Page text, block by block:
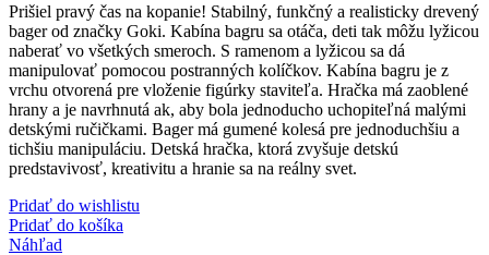
Prišiel pravý čas na kopanie! Stabilný, funkčný a realisticky drevený
bager od značky Goki. Kabína bagru sa otáča, deti tak môžu lyžicou
naberať vo všetkých smeroch. S ramenom a lyžicou sa dá
manipulovať pomocou postranných kolíčkov. Kabína bagru je z
vrchu otvorená pre vloženie figúrky staviteľa. Hračka má zaoblené
hrany a je navrhnutá ak, aby bola jednoducho uchopiteľná malými
detskými ručičkami. Bager má gumené kolesá pre jednoduchšiu a
tichšiu manipuláciu. Detská hračka, ktorá zvyšuje detskú
predstavivosť, kreativitu a hranie sa na reálny svet.
Pridať do wishlistu
Pridať do košíka
Náhľad